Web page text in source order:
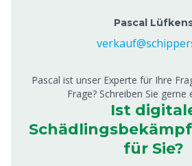
Pascal
Pascal ist unser Experte für Ihre
Frage? Schreiben Sie gerne
Ist
für Sie?